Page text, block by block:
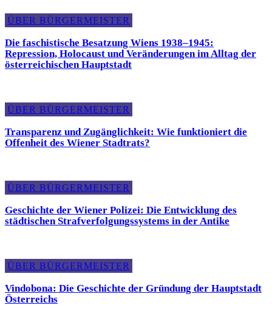
ÜBER BÜRGERMEISTER
Die faschistische Besatzung Wiens 1938–1945:
Repression, Holocaust und Veränderungen im Alltag der
österreichischen Hauptstadt
ÜBER BÜRGERMEISTER
Transparenz und Zugänglichkeit: Wie funktioniert die
Offenheit des Wiener Stadtrats?
ÜBER BÜRGERMEISTER
Geschichte der Wiener Polizei: Die Entwicklung des
städtischen Strafverfolgungssystems in der Antike
ÜBER BÜRGERMEISTER
Vindobona: Die Geschichte der Gründung der Hauptstadt
Österreichs